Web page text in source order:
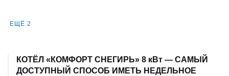
ЕЩЁ 2
КОТЁЛ «КОМФОРТ СНЕГИРЬ» 8 кВт — САМЫЙ
ДОСТУПНЫЙ СПОСОБ ИМЕТЬ НЕДЕЛЬНОЕ